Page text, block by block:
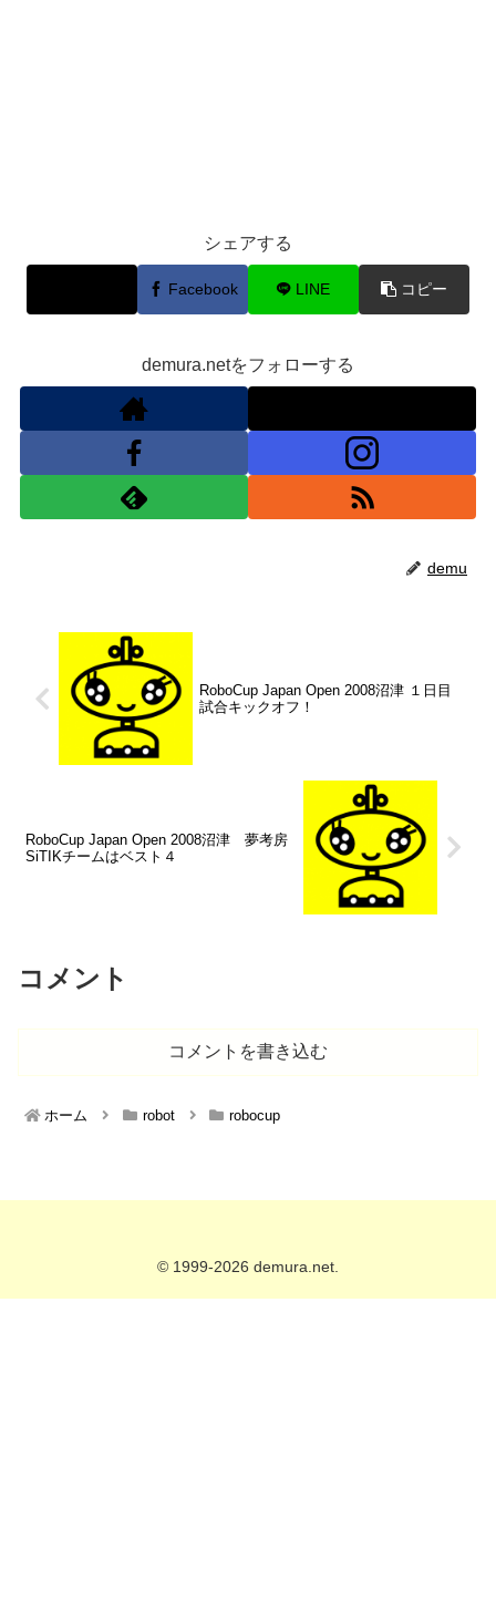
シェアする
Facebook LINE コピー
demura.netをフォローする
demu
RoboCup Japan Open 2008沼津 １日目
試合キックオフ！
RoboCup Japan Open 2008沼津 夢考房
SiTIKチームはベスト４
コメント
コメントを書き込む
ホーム robot robocup
© 1999-2026 demura.net.